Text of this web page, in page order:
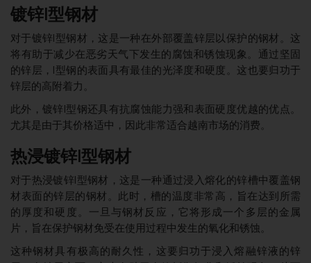
镀锌I型钢材
对于镀锌I型钢材，这是一种在外部覆盖锌层以保护的钢材。这
将有助于减少在恶劣天气下发生的腐蚀和锈蚀现象。通过坚固
的锌层，I型钢的表面具有最佳的光泽度和硬度。这也要归功于
锌层的高附着力。
此外，镀锌I型钢还具有抗腐蚀能力强和表面硬度优越的优点。
尤其是由于其价格适中，因此非常适合越南市场的消费。
热浸镀锌I型钢材
对于热浸镀锌I型钢材，这是一种通过浸入熔化的锌槽中覆盖钢
材表面的锌层的钢材。此时，槽的温度非常高，旨在达到所需
的厚度和硬度。一旦与钢材反应，它将形成一个多层的金属
片，旨在保护钢材免受在使用过程中发生的氧化和锈蚀。
这种钢材具有极高的耐久性，这要归功于浸入熔融锌液的锌